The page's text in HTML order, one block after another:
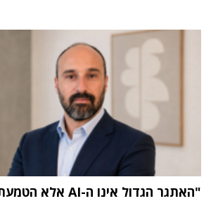
"האתגר הגדול אינו ה-AI אלא הטמעתה בארגון"